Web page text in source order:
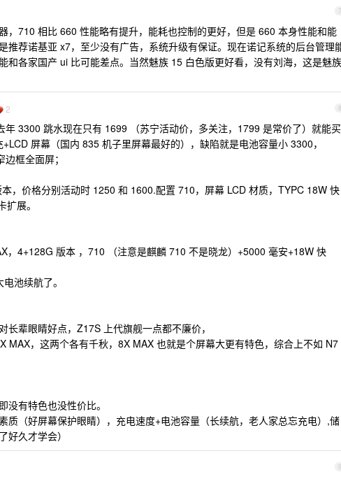
7
，710 相比 660 性能略有提升，能耗也控制的更好，但是 660 本身性能和能
推荐诺基亚 x7，至少没有广告，系统升级有保证。现在诺记系统的后台管理
和各家国产 ui 比可能差点。当然魅族 15 白色版更好看，没有刘海，这是魅族
8
2
年 3300 跳水现在只有 1699 （苏宁活动价，多关注，1799 是常价了）就能买
屏幕（国内 835 机子里屏幕最好的），缺陷就是电池容量小 3300，
框全面屏；
，价格分别活动时 1250 和 1600.配置 710，屏幕 LCD 材质，TYPC 18W 快
展。
，4+128G 版本 ，710 （注意是麒麟 710 不是晓龙）+5000 毫安+18W 快
池续航了。
辈眼睛好点，Z17S 上代旗舰一点都不廉价，
MAX，这两个各有千秋，8X MAX 也就是个屏幕大更有特色，综合上不如 N7
没有特色也没性价比。
质（好屏幕保护眼睛），充电速度+电池容量（长续航，老人家总忘充电）,储
好久才学会）
9